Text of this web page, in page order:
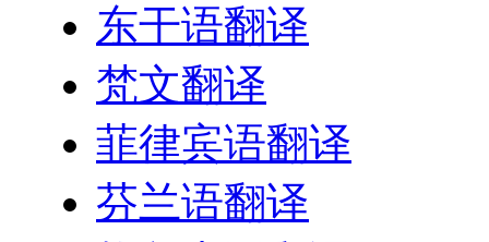
东干语翻译
梵文翻译
菲律宾语翻译
芬兰语翻译